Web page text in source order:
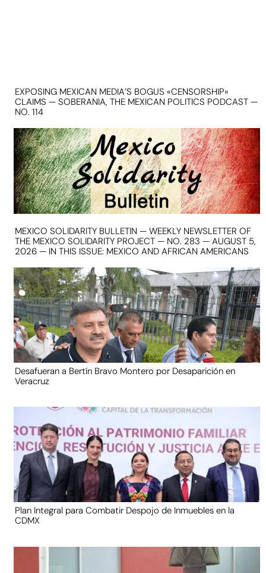
EXPOSING MEXICAN MEDIA’S BOGUS «CENSORSHIP»
CLAIMS — SOBERANIA, THE MEXICAN POLITICS PODCAST —
NO. 114
MEXICO SOLIDARITY BULLETIN — WEEKLY NEWSLETTER OF
THE MEXICO SOLIDARITY PROJECT — NO. 283 — AUGUST 5,
2026 — IN THIS ISSUE: MEXICO AND AFRICAN AMERICANS
Desafueran a Bertín Bravo Montero por Desaparición en
Veracruz
Plan Integral para Combatir Despojo de Inmuebles en la
CDMX